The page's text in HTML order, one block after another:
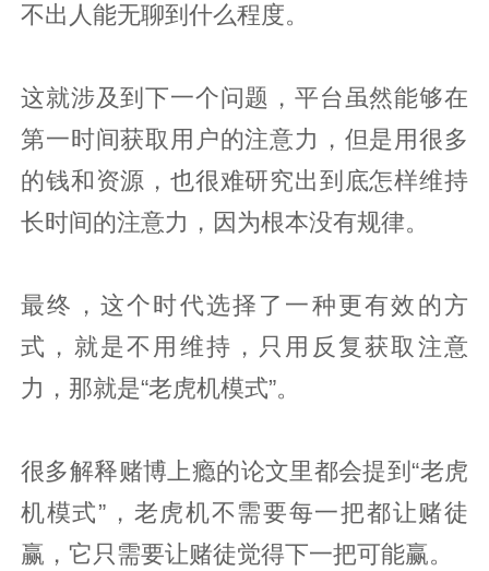
不出人能无聊到什么程度。
这就涉及到下一个问题，平台虽然能够在
第一时间获取用户的注意力，但是用很多
的钱和资源，也很难研究出到底怎样维持
长时间的注意力，因为根本没有规律。
最终，这个时代选择了一种更有效的方
式，就是不用维持，只用反复获取注意
力，那就是“老虎机模式”。
很多解释赌博上瘾的论文里都会提到“老虎
机模式”，老虎机不需要每一把都让赌徒
赢，它只需要让赌徒觉得下一把可能赢。